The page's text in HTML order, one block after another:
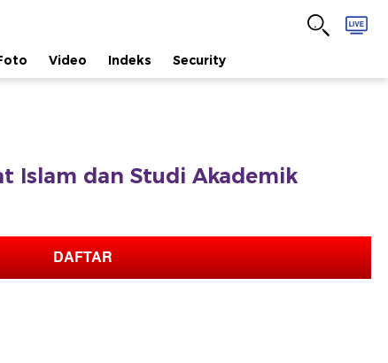
Video Indeks Security
Islam dan Studi Akademik
DAFTAR